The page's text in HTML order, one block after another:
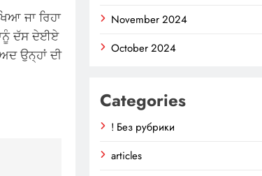
ਜਾ ਰਿਹਾ
ਦੱਸ ਦੇਈਏ
ਉਨ੍ਹਾਂ ਦੀ
November 2024
October 2024
Categories
! Без рубрики
articles